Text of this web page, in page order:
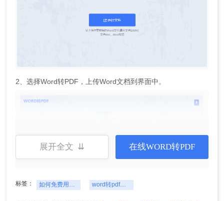
2、选择Word转PDF，上传Word文档到界面中。
展开全文 ⇊ 在线WORD转PDF
标签： 如何免费用word转pdf word转pdf文件